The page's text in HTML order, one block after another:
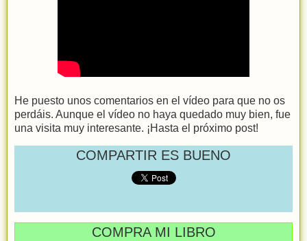
He puesto unos comentarios en el vídeo para que no os
perdáis. Aunque el vídeo no haya quedado muy bien, fue
una visita muy interesante. ¡Hasta el próximo post!
COMPARTIR ES BUENO
COMPRA MI LIBRO